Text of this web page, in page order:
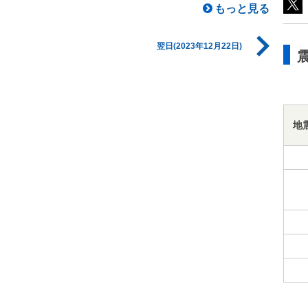
もっと見る
翌日(2023年12月22日)
地